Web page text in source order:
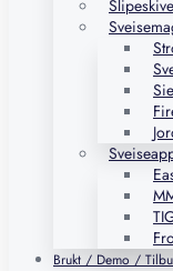
Brukt / Demo /